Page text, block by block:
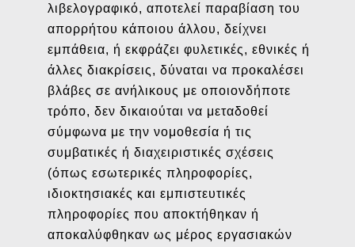
λιβελογραφικό, αποτελεί παραβίαση του
απορρήτου κάποιου άλλου, δείχνει
εμπάθεια, ή εκφράζει φυλετικές, εθνικές ή
άλλες διακρίσεις, δύναται να προκαλέσει
βλάβες σε ανήλικους με οποιονδήποτε
τρόπο, δεν δικαιούται να μεταδοθεί
σύμφωνα με την νομοθεσία ή τις
συμβατικές ή διαχειριστικές σχέσεις
(όπως εσωτερικές πληροφορίες,
ιδιοκτησιακές και εμπιστευτικές
πληροφορίες που αποκτήθηκαν ή
αποκαλύφθηκαν ως μέρος εργασιακών